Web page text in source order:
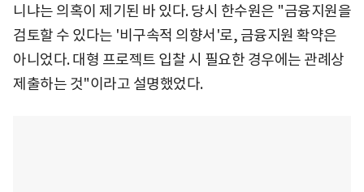
니냐는 의혹이 제기된 바 있다. 당시 한수원은 "금융지원을
검토할 수 있다는 '비구속적 의향서'로, 금융지원 확약은
아니었다. 대형 프로젝트 입찰 시 필요한 경우에는 관례상
제출하는 것"이라고 설명했었다.